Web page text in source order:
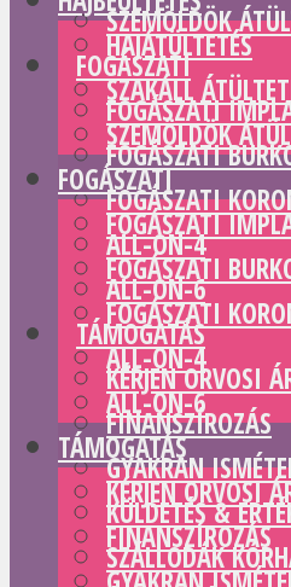
SZEMÖLDÖK
FOGÁSZATI
FOGÁSZATI
FOGÁSZATI
FOGÁSZATI
ALL-ON-4
ALL-ON-6
TÁMOGATÁS
KÉRJEN ORVOSI
FINANSZÍROZÁS
GYAKRAN
KÜLDETÉS &
SZÁLLODÁK
HAJÁTÜLTETÉS
SZAKÁLL
SZEMÖLDÖK
FOGÁSZATI
FOGÁSZATI
FOGÁSZATI
FOGÁSZATI
ALL-ON-4
ALL-ON-6
TÁMOGATÁS
KÉRJEN ORVOSI
FINANSZÍROZÁS